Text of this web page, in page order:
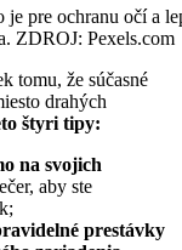
pre ochranu očí a
ZDROJ: Pexels.com
tomu, že súčasné
drahých
štyri tipy:
na svojich
aby ste
prestávky